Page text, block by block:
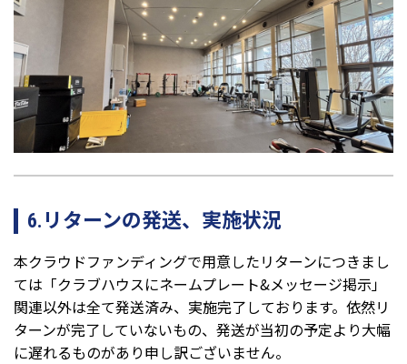
6.リターンの発送、実施状況
本クラウドファンディングで用意したリターンにつきまし
ては「クラブハウスにネームプレート&メッセージ掲示」
関連以外は全て発送済み、実施完了しております。依然リ
ターンが完了していないもの、発送が当初の予定より大幅
に遅れるものがあり申し訳ございません。